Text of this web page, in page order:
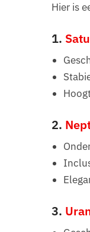
Hier is
1.
2.
3.